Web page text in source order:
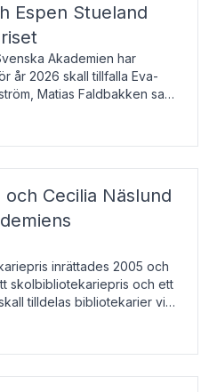
Espen Stueland
Akademien har
år 2026 skall tillfalla Eva-
Matias Faldbakken samt
200 000 svenska kronor per
Cecilia Näslund
inrättades 2005 och
skolbibliotekariepris och ett
tilldelas bibliotekarier vid
som gjort värdefull